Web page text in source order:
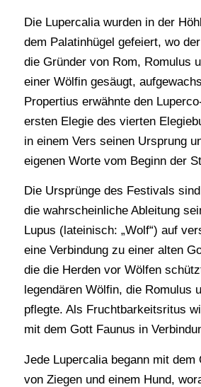
Die Lupercalia wurden in der
dem Palatinhügel gefeiert, wo
die Gründer von Rom, Romulus
einer Wölfin gesäugt,
Propertius erwähnte den
ersten Elegie des vierten
in einem Vers seinen Ursprung
eigenen Worte vom Beginn der
Die Ursprünge des Festivals
die wahrscheinliche Ableitung
Lupus (lateinisch: „Wolf“) auf
eine Verbindung zu einer alten
die die Herden vor Wölfen
legendären Wölfin, die Romulus
pflegte. Als Fruchtbarkeitsritus
mit dem Gott Faunus in
Jede Lupercalia begann mit dem
von Ziegen und einem Hund,